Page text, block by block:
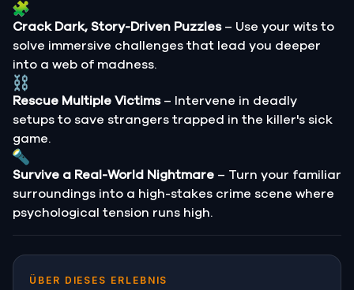
Crack Dark, Story-Driven Puzzles– Use your wits to
solve immersive challenges that lead you deeper
into a web of madness.
Rescue Multiple Victims– Intervene in deadly
setups to save strangers trapped in the killer's sick
game.
Survive a Real-World Nightmare – Turn your familiar
surroundings into a high-stakes crime scene where
psychological tension runs high.
ÜBER DIESES ERLEBNIS